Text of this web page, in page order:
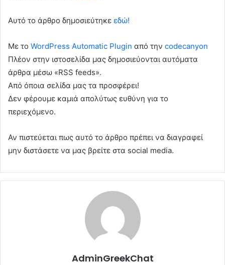
Αυτό το άρθρο δημοσιεύτηκε εδώ!
Με το WordPress Automatic Plugin από την codecanyon
Πλέον στην ιστοσελίδα μας δημοσιεύονται αυτόματα
άρθρα μέσω «RSS feeds».
Από όποια σελίδα μας τα προσφέρει!
Δεν φέρουμε καμιά απολύτως ευθύνη για το
περιεχόμενο.
Αν πιστεύεται πως αυτό το άρθρο πρέπει να διαγραφεί
μην διστάσετε να μας βρείτε στα social media.
AdminGreekChat